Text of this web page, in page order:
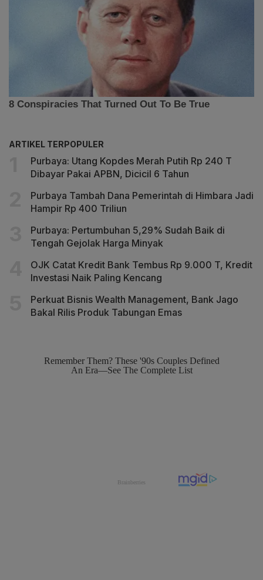
ARTIKEL TERPOPULER
Purbaya: Utang Kopdes Merah Putih Rp 240 T
Dibayar Pakai APBN, Dicicil 6 Tahun
Purbaya Tambah Dana Pemerintah di Himbara Jadi
Hampir Rp 400 Triliun
Purbaya: Pertumbuhan 5,29% Sudah Baik di
Tengah Gejolak Harga Minyak
OJK Catat Kredit Bank Tembus Rp 9.000 T, Kredit
Investasi Naik Paling Kencang
Perkuat Bisnis Wealth Management, Bank Jago
Bakal Rilis Produk Tabungan Emas